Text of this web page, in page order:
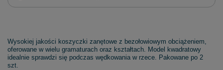
Wysokiej jakości koszyczki zanętowe z bezołowiowym obciążeniem,
oferowane w wielu gramaturach oraz kształtach. Model kwadratowy
idealnie sprawdzi się podczas wędkowania w rzece. Pakowane po 2
szt.